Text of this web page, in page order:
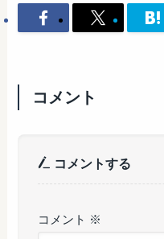
コメント
コメントする
コメント ※